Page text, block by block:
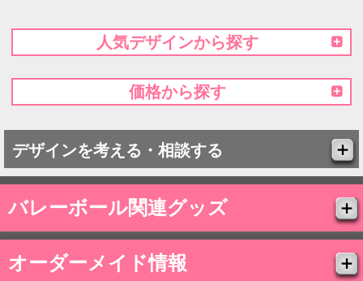
人気デザインから探す
価格から探す
デザインを考える・相談する
バレーボール関連グッズ
オーダーメイド情報